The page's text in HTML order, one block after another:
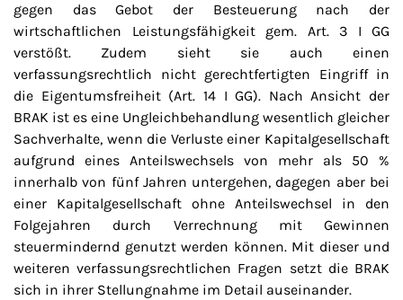
gegen das Gebot der Besteuerung nach der
wirtschaftlichen Leistungsfähigkeit gem. Art. 3 I GG
verstößt. Zudem sieht sie auch einen
verfassungsrechtlich nicht gerechtfertigten Eingriff in
die Eigentumsfreiheit (Art. 14 I GG). Nach Ansicht der
BRAK ist es eine Ungleichbehandlung wesentlich gleicher
Sachverhalte, wenn die Verluste einer Kapitalgesellschaft
aufgrund eines Anteilswechsels von mehr als 50 %
innerhalb von fünf Jahren untergehen, dagegen aber bei
einer Kapitalgesellschaft ohne Anteilswechsel in den
Folgejahren durch Verrechnung mit Gewinnen
steuermindernd genutzt werden können. Mit dieser und
weiteren verfassungsrechtlichen Fragen setzt die BRAK
sich in ihrer Stellungnahme im Detail auseinander.